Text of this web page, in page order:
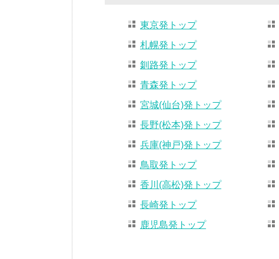
東京発トップ
札幌発トップ
釧路発トップ
青森発トップ
宮城(仙台)発トップ
長野(松本)発トップ
兵庫(神戸)発トップ
鳥取発トップ
香川(高松)発トップ
長崎発トップ
鹿児島発トップ